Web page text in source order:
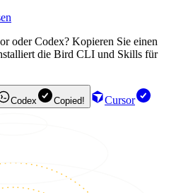
oder Codex? Kopieren Sie einen
die Bird CLI und Skills für
Codex Copied!
Cursor